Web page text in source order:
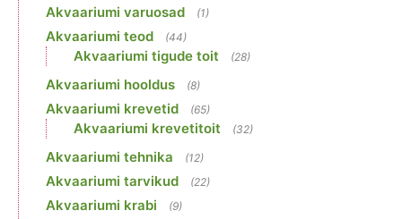
Akvaariumi varuosad (1)
Akvaariumi teod (44)
Akvaariumi tigude toit (28)
Akvaariumi hooldus (8)
Akvaariumi krevetid (65)
Akvaariumi krevetitoit (32)
Akvaariumi tehnika (12)
Akvaariumi tarvikud (22)
Akvaariumi krabi (9)